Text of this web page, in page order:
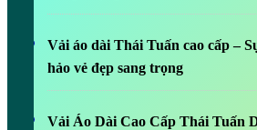
Vải áo dài Thái Tuấn cao cấp –
hảo vẻ đẹp sang trọng
Vải Áo Dài Cao Cấp Thái Tuấn